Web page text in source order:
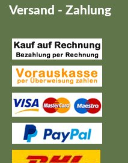
Versand - Zahlung